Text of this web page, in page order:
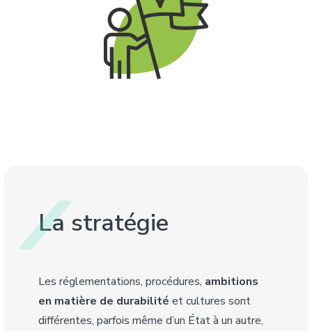
La stratégie
Les réglementations, procédures, ambitions
en matière de durabilité et cultures sont
différentes, parfois même d’un État à un autre,